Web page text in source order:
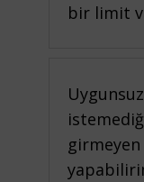
bir limit